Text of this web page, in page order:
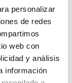
personalizar
de redes
web con
y análisis
información
once y
por el
en
se